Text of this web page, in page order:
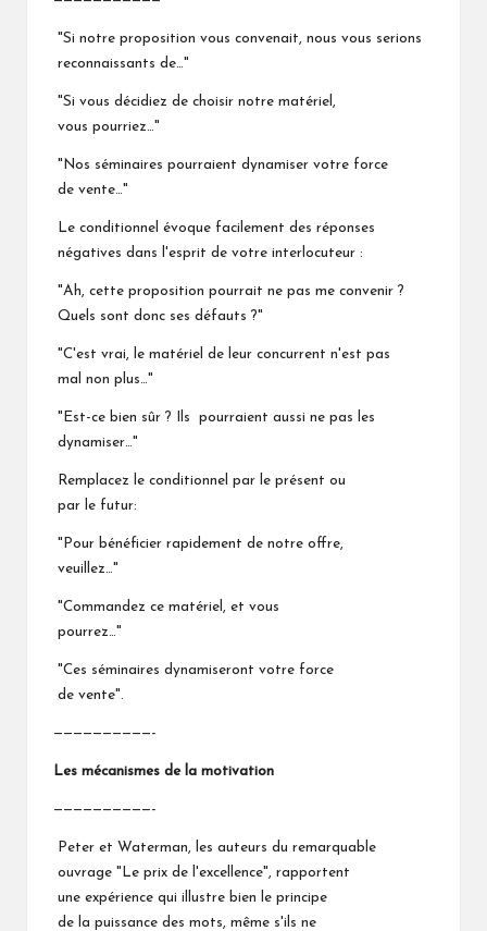
"Si notre proposition vous convenait, nous vous serions
reconnaissants de…"
"Si vous décidiez de choisir notre matériel,
vous pourriez…"
"Nos séminaires pourraient dynamiser votre force
de vente…"
Le conditionnel évoque facilement des réponses
négatives dans l'esprit de votre interlocuteur :
"Ah, cette proposition pourrait ne pas me convenir ?
Quels sont donc ses défauts ?"
"C'est vrai, le matériel de leur concurrent n'est pas
mal non plus…"
"Est-ce bien sûr ? Ils pourraient aussi ne pas les
dynamiser…"
Remplacez le conditionnel par le présent ou
par le futur:
"Pour bénéficier rapidement de notre offre,
veuillez…"
"Commandez ce matériel, et vous
pourrez…"
"Ces séminaires dynamiseront votre force
de vente".
——————————-
Les mécanismes de la motivation
——————————-
Peter et Waterman, les auteurs du remarquable
ouvrage "Le prix de l'excellence", rapportent
une expérience qui illustre bien le principe
de la puissance des mots, même s'ils ne